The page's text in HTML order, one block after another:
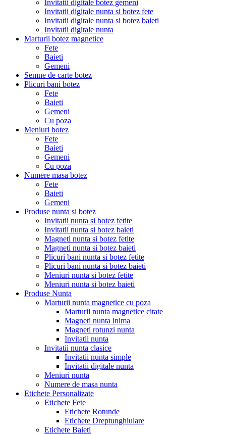
Invitatii digitale botez gemeni
Invitatii digitale nunta si botez fete
Invitatii digitale nunta si botez baieti
Invitatii digitale nunta
Marturii botez magnetice
Fete
Baieti
Gemeni
Semne de carte botez
Plicuri bani botez
Fete
Baieti
Gemeni
Cu poza
Meniuri botez
Fete
Baieti
Gemeni
Cu poza
Numere masa botez
Fete
Baieti
Gemeni
Produse nunta si botez
Invitatii nunta si botez fetite
Invitatii nunta si botez baieti
Magneti nunta si botez fetite
Magneti nunta si botez baieti
Plicuri bani nunta si botez fetite
Plicuri bani nunta si botez baieti
Meniuri nunta si botez fetite
Meniuri nunta si botez baieti
Produse Nunta
Marturii nunta magnetice cu poza
Marturii nunta magnetice citate
Magneti nunta inima
Magneti rotunzi nunta
Invitatii nunta
Invitatii nunta clasice
Invitatii nunta simple
Invitatii digitale nunta
Meniuri nunta
Numere de masa nunta
Etichete Personalizate
Etichete Fete
Etichete Rotunde
Etichete Dreptunghiulare
Etichete Baieti